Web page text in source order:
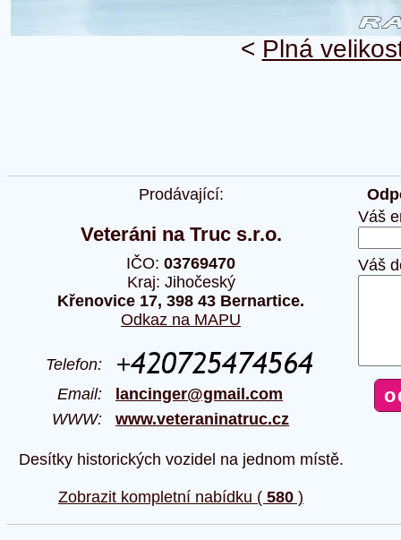
< Plná
Prodávající:
Veteráni na Truc s.r.o.
IČO: 03769470
Kraj: Jihočeský
Křenovice 17, 398 43 Bernartice.
Odkaz na MAPU
Telefon:
Email: lancinger@gmail.com
WWW: www.veteraninatruc.cz
Desítky historických vozidel na jednom místě.
Zobrazit kompletní nabídku ( 580 )
Váš
Váš